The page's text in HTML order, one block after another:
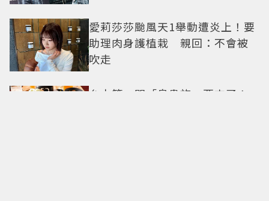
愛莉莎莎颱風天1舉動遭炎上！要
助理肉身護植栽 親回：不會被
吹走
台中第一間「鳥貴族」要來了！